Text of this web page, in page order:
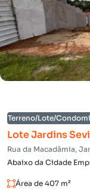
Terreno/Lote/
Lote Jardins
Rua da Macadâmia,
Abaixo da Cidade
Área de 407 m²